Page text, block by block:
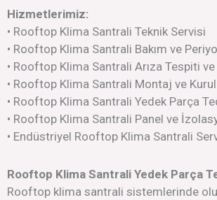
Hizmetlerimiz:
• Rooftop Klima Santrali Teknik Servisi
• Rooftop Klima Santrali Bakım ve
• Rooftop Klima Santrali Arıza Tespiti ve
• Rooftop Klima Santrali Montaj ve
• Rooftop Klima Santrali Yedek Parça
• Rooftop Klima Santrali Panel ve
• Endüstriyel Rooftop Klima Santrali
Rooftop Klima Santrali Yedek Parça
Rooftop klima santrali sistemlerinde